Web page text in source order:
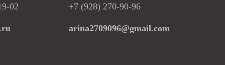
02
+7 (928) 270-90-96
arina2709096@gmail.com